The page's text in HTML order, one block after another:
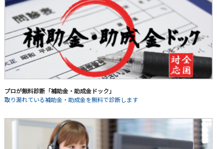
プロが無料診断「補助金・助成金ドック」
取り漏れている補助金・助成金を無料で診断します